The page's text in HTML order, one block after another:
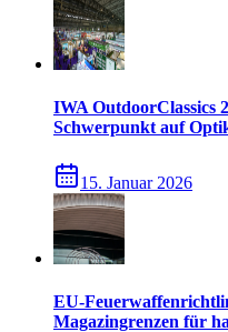
IWA OutdoorClassics
Schwerpunkt auf
15. Januar 2026
EU-
Magazingrenzen für